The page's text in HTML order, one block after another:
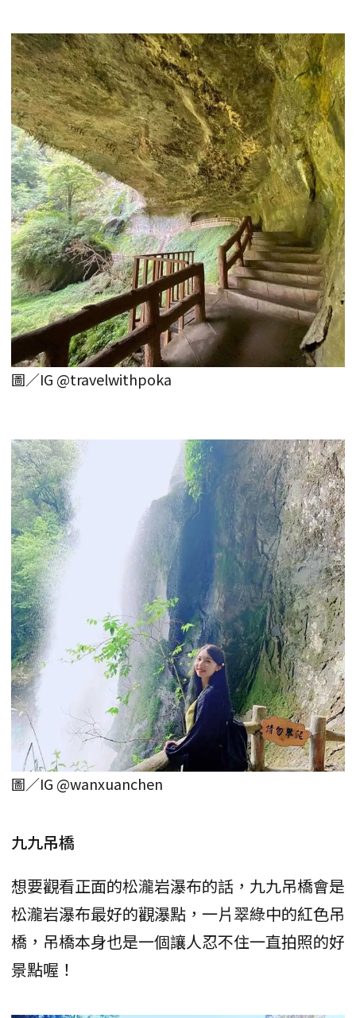
圖／IG @travelwithpoka
圖／IG @wanxuanchen
九九吊橋
想要觀看正面的松瀧岩瀑布的話，九九吊橋會是
松瀧岩瀑布最好的觀瀑點，一片翠綠中的紅色吊
橋，吊橋本身也是一個讓人忍不住一直拍照的好
景點喔！